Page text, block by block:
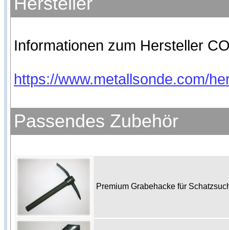
Informationen zum Hersteller
https://www.metallsonde.com/
Passendes Zubehör
Premium Grabehacke für